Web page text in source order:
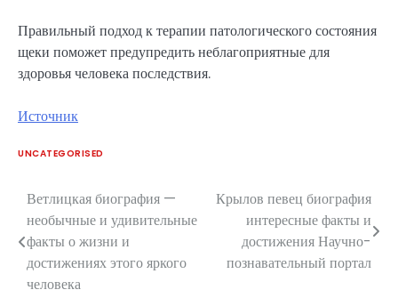
Правильный подход к терапии патологического состояния
щеки поможет предупредить неблагоприятные для
здоровья человека последствия.
Источник
UNCATEGORISED
Навигация
по
записям
Ветлицкая биография —
необычные и удивительные
факты о жизни и
достижениях этого яркого
человека
Крылов певец биография
интересные факты и
достижения Научно-
познавательный портал